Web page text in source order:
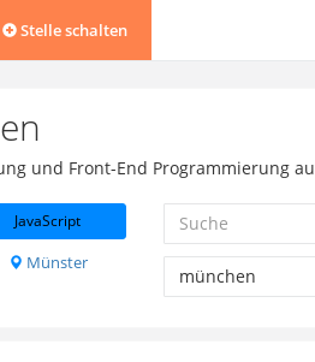
Stelle schalten
und Front-End Programmierung
JavaScript
Münster